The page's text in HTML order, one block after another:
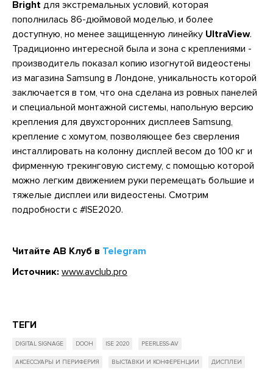
Bright для экстремальных условий, которая
пополнилась 86-дюймовой моделью, и более
доступную, но менее защищенную линейку UltraView.
Традиционно интересной была и зона с креплениями -
производитель показал копию изогнутой видеостены
из магазина Samsung в Лондоне, уникальность которой
заключается в том, что она сделана из ровных панелей
и специальной монтажной системы, напольную версию
крепления для двухсторонних дисплеев Samsung,
крепление с хомутом, позволяющее без сверления
инсталлировать на колонну дисплей весом до 100 кг и
фирменную трекинговую систему, с помощью которой
можно легким движением руки перемещать большие и
тяжелые дисплеи или видеостены. Смотрим
подробности c #ISE2020.
Читайте АВ Клуб в Telegram
Источник: www.avclub.pro
ТЕГИ
DIGITAL SIGNAGE DOOH ISE 2020 PEERLESS-AV
АКСЕССУАРЫ И ПЕРИФЕРИЯ ВЫСТАВКИ И КОНФЕРЕНЦИИ ДИСПЛЕИ